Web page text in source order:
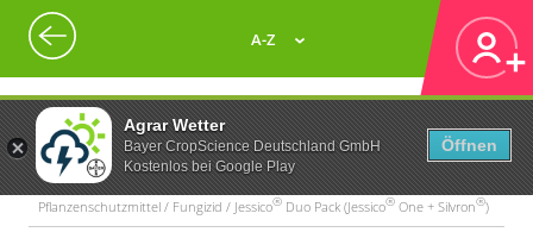
Agrar Wetter
Bayer CropScience Deutschland GmbH
Kostenlos bei Google Play
Öffnen
A-Z
Pflanzenschutzmittel / Fungizid / Jessico® Duo Pack (Jessico® One + Silvron®)